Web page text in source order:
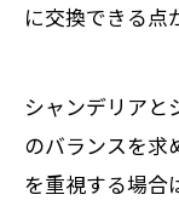
に交換できる点
シャンデリアと
のバランスを求
を重視する場合